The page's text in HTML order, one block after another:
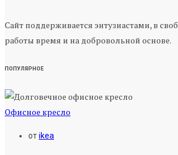
Сайт поддерживается энтузиастами, в
работы время и на добровольной основе.
ПОПУЛЯРНОЕ
Офисное кресло
отikea